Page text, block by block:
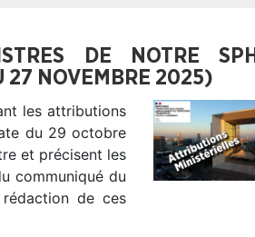
DE NOTRE
27 NOVEMBRE 2025)
les attributions
du 29 octobre
et précisent les
communiqué du
de ces